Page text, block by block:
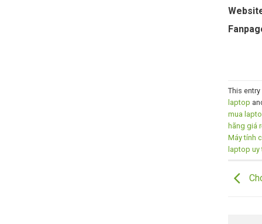
This
laptop
mua
hãng giá
Máy tính
laptop uy